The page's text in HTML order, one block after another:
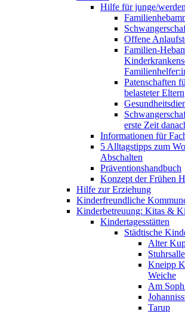
Hilfe für junge/
Offene
Familien-
Patenschaften
belasteter Eltern
erste Zeit
Informationen für
5 Alltagstipps zum
Abschalten
Präventionshandbuch
Konzept der Frühen
Hilfe zur Erziehung
Kinderfreundliche
Kinderbetreuung: Kitas &
Kindertagesstätten
Städtische
Alter
Kneipp
Weiche
Am
Tarup